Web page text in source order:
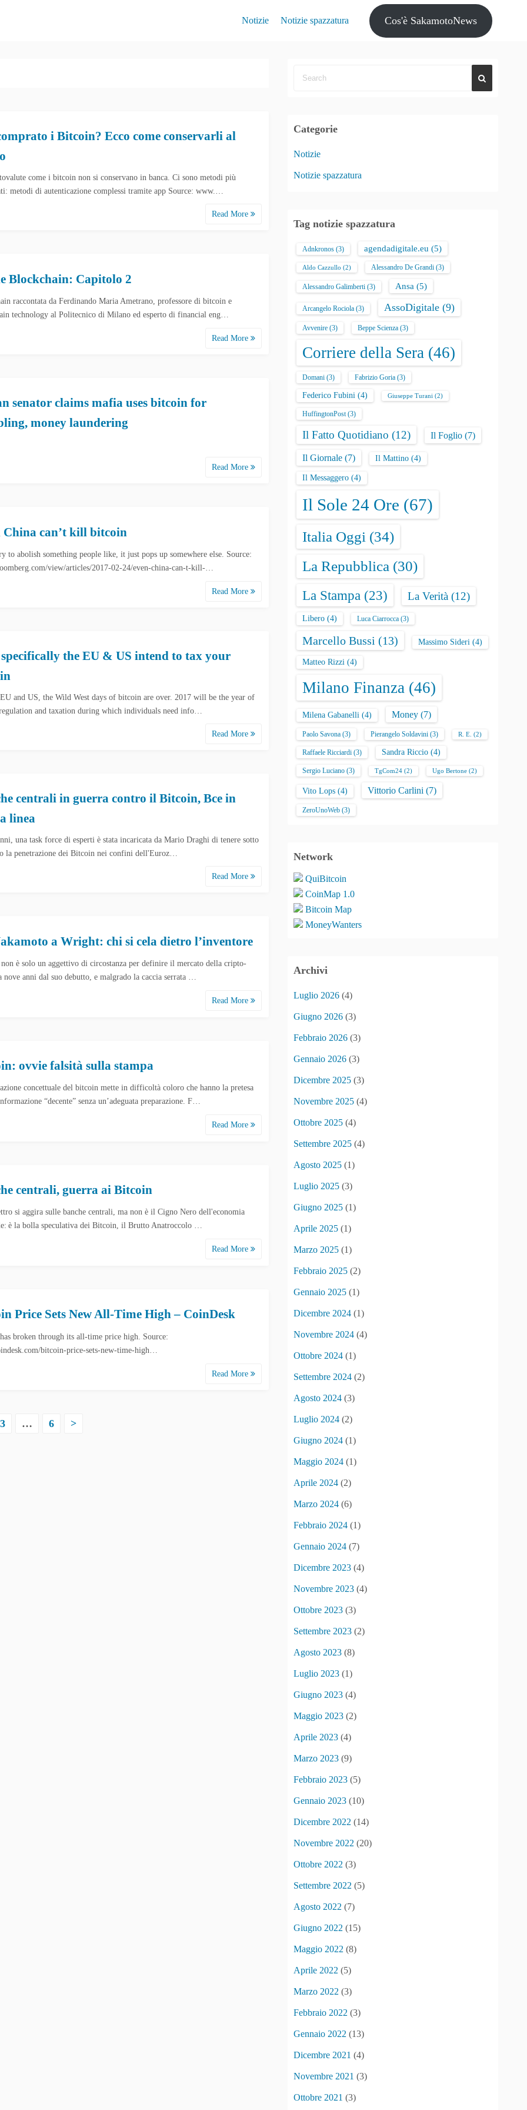
Notizie Notizie spazzatura Cos'è SakamotoNews
i Bitcoin? Ecco come conservarli al
come i bitcoin non si conservano in banca. Ci sono metodi più
metodi di autenticazione complessi tramite app Source: www.…
Read More
Blockchain: Capitolo 2
raccontata da Ferdinando Maria Ametrano, professore di bitcoin e
technology al Politecnico di Milano ed esperto di financial eng…
Read More
senator claims mafia uses bitcoin for
money laundering
Read More
China can’t kill bitcoin
to abolish something people like, it just pops up somewhere else. Source:
view/articles/2017-02-24/even-china-can-t-kill-…
Read More
the EU & US intend to tax your
and US, the Wild West days of bitcoin are over. 2017 will be the year of
and taxation during which individuals need info…
Read More
centrali in guerra contro il Bitcoin, Bce in
linea
una task force di esperti è stata incaricata da Mario Draghi di tenere sotto
la penetrazione dei Bitcoin nei confini dell'Euroz…
Read More
a Wright: chi si cela dietro l’inventore
non è solo un aggettivo di circostanza per definire il mercato della cripto-
nove anni dal suo debutto, e malgrado la caccia serrata …
Read More
ovvie falsità sulla stampa
concettuale del bitcoin mette in difficoltà coloro che hanno la pretesa
“decente” senza un’adeguata preparazione. F…
Read More
centrali, guerra ai Bitcoin
si aggira sulle banche centrali, ma non è il Cigno Nero dell'economia
è la bolla speculativa dei Bitcoin, il Brutto Anatroccolo …
Read More
Price Sets New All-Time High – CoinDesk
broken through its all-time price high. Source:
bitcoin-price-sets-new-time-high…
Read More
3 … 6 >
Categorie
Notizie
Notizie spazzatura
Tag notizie spazzatura
Adnkronos (3) agendadigitale.eu (5)
Aldo Cazzullo (2) Alessandro De Grandi (3)
Alessandro Galimberti (3) Ansa (5)
Arcangelo Rociola (3) AssoDigitale (9)
Avvenire (3) Beppe Scienza (3)
Corriere della Sera (46)
Domani (3) Fabrizio Goria (3)
Federico Fubini (4) Giuseppe Turani (2)
HuffingtonPost(3)
Il Fatto Quotidiano (12) Il Foglio (7)
Il Giornale (7) Il Mattino (4)
Il Messaggero (4)
Il Sole 24 Ore (67)
Italia Oggi (34)
La Repubblica (30)
La Stampa (23) La Verità (12)
Libero (4) Luca Ciarrocca (3)
Marcello Bussi (13) Massimo Sideri (4)
Matteo Rizzi (4)
Milano Finanza (46)
Milena Gabanelli (4) Money (7)
Paolo Savona (3) Pierangelo Soldavini (3) R. E. (2)
Raffaele Ricciardi (3) Sandra Riccio (4)
Sergio Luciano (3) TgCom24 (2) Ugo Bertone (2)
Vito Lops (4) Vittorio Carlini (7)
ZeroUnoWeb (3)
Network
QuiBitcoin
CoinMap 1.0
Bitcoin Map
MoneyWanters
Archivi
Luglio 2026 (4)
Giugno 2026 (3)
Febbraio 2026 (3)
Gennaio 2026 (3)
Dicembre 2025 (3)
Novembre 2025 (4)
Ottobre 2025 (4)
Settembre 2025 (4)
Agosto 2025 (1)
Luglio 2025 (3)
Giugno 2025 (1)
Aprile 2025 (1)
Marzo 2025 (1)
Febbraio 2025 (2)
Gennaio 2025 (1)
Dicembre 2024 (1)
Novembre 2024 (4)
Ottobre 2024 (1)
Settembre 2024 (2)
Agosto 2024 (3)
Luglio 2024 (2)
Giugno 2024 (1)
Maggio 2024 (1)
Aprile 2024 (2)
Marzo 2024 (6)
Febbraio 2024 (1)
Gennaio 2024 (7)
Dicembre 2023 (4)
Novembre 2023 (4)
Ottobre 2023 (3)
Settembre 2023 (2)
Agosto 2023 (8)
Luglio 2023 (1)
Giugno 2023 (4)
Maggio 2023 (2)
Aprile 2023 (4)
Marzo 2023 (9)
Febbraio 2023 (5)
Gennaio 2023 (10)
Dicembre 2022 (14)
Novembre 2022 (20)
Ottobre 2022 (3)
Settembre 2022 (5)
Agosto 2022 (7)
Giugno 2022 (15)
Maggio 2022 (8)
Aprile 2022 (5)
Marzo 2022 (3)
Febbraio 2022 (3)
Gennaio 2022 (13)
Dicembre 2021 (4)
Novembre 2021 (3)
Ottobre 2021 (3)